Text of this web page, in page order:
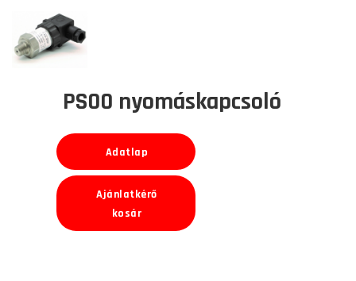
PS00 nyomáskapcsoló
Adatlap
Ajánlatkérő
kosár